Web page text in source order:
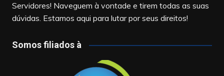
Servidores! Naveguem à vontade e tirem todas as suas
dúvidas. Estamos aqui para lutar por seus direitos!
Somos filiados à